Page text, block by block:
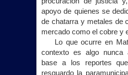
apoyo de quienes se
de chatarra y metales de
mercado como el cobre y
Lo que ocurre en
contexto es algo nunca
base a los reportes
resguardo la